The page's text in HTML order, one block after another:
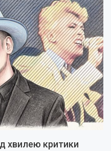
хвилею критики